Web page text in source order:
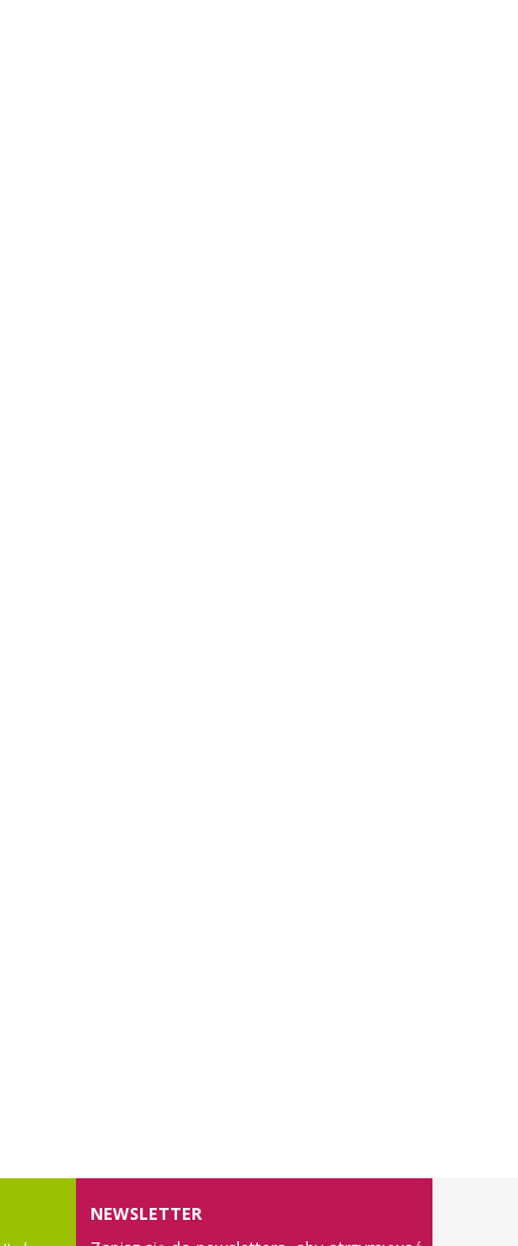
NEWSLETTER